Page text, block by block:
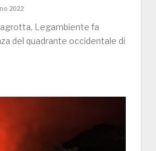
2022
Legambiente fa
del quadrante occidentale di